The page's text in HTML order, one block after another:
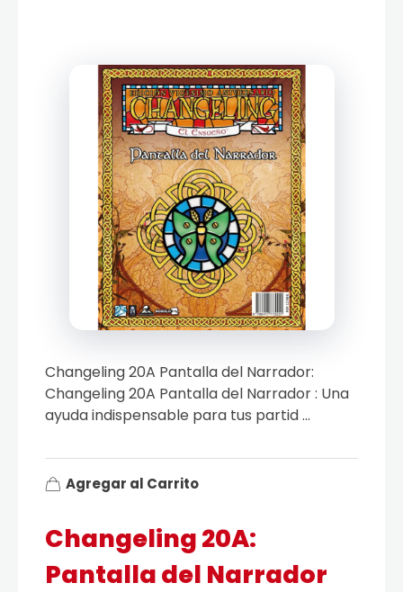
Changeling 20A:
Pantalla del Narrador
Changeling 20A Pantalla del Narrador:
Changeling 20A Pantalla del Narrador : Una
ayuda indispensable para tus partid ...
Agregar al Carrito